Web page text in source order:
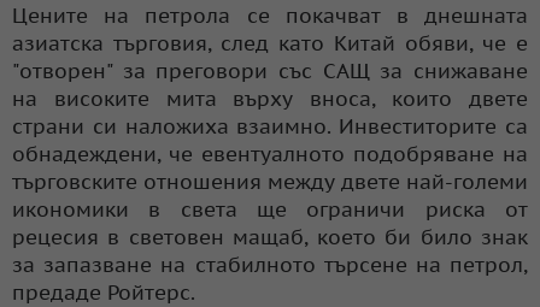
Цените на петрола се покачват в днешната
азиатска търговия, след като Китай обяви, че е
"отворен" за преговори със САЩ за снижаване
на високите мита върху вноса, които двете
страни си наложиха взаимно. Инвеститорите са
обнадеждени, че евентуалното подобряване на
търговските отношения между двете най-големи
икономики в света ще ограничи риска от
рецесия в световен мащаб, което би било знак
за запазване на стабилното търсене на петрол,
предаде Ройтерс.